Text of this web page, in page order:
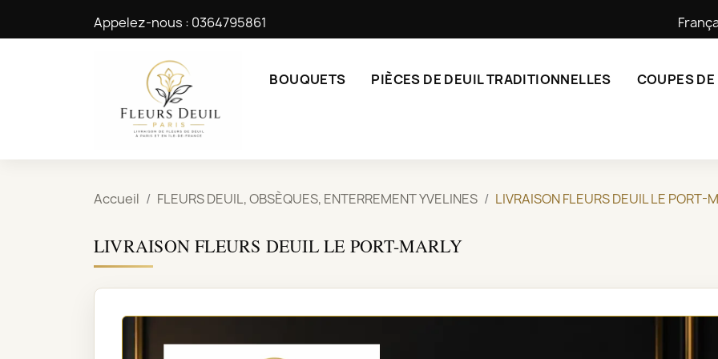
Appelez-nous : 0364795861
BOUQUETS PIÈCES DE DEUIL TRADITIONNELLES COUPES
Accueil FLEURS DEUIL, OBSÈQUES, ENTERREMENT YVELINES LIVRAISON FLEURS DEUIL LE PORT-
LIVRAISON FLEURS DEUIL LE PORT-MARLY